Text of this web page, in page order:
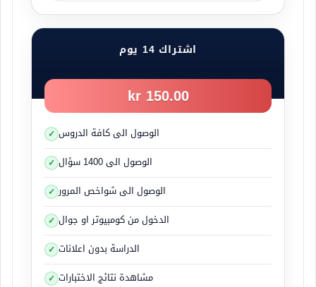
اشتراك 14 يوم
150.00 kr
الوصول الى كافة الدروس
الوصول الى 1400 سؤال
الوصول الى شواخص المرور
الدخول من كومبيوتر او جوال
الدراسة بدون اعلانات
مشاهدة نتائج الاختبارات